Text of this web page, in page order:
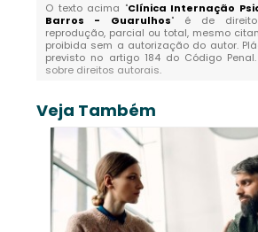
O texto acima "Clínica Internação
Barros - Guarulhos" é de direito
reprodução, parcial ou total, mesmo
proibida sem a autorização do autor.
previsto no artigo 184 do Código
sobre direitos autorais.
Veja Também